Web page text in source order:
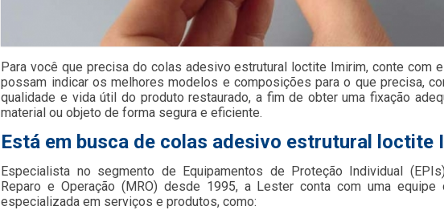
Para você que precisa do colas adesivo estrutural loctite Imirim, conte com
possam indicar os melhores modelos e composições para o que precisa,
qualidade e vida útil do produto restaurado, a fim de obter uma fixação
material ou objeto de forma segura e eficiente.
Está em busca de colas adesivo estrutural loctite
Especialista no segmento de Equipamentos de Proteção Individual
Reparo e Operação (MRO) desde 1995, a Lester conta com uma equipe
especializada em serviços e produtos, como: